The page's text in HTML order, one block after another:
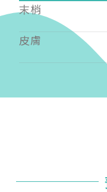
末梢
皮膚
戶名: 社團法人台
帳號: 003-03-
銀行: (013) 國泰